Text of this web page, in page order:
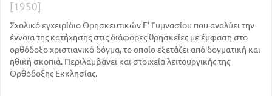
[1950]
Σχολικό εγχειρίδιο Θρησκευτικών Ε' Γυμνασίου που αναλύει την
έννοια της κατήχησης στις διάφορες θρησκείες με έμφαση στο
ορθόδοξο χριστιανικό δόγμα, το οποίο εξετάζει από δογματική και
ηθική σκοπιά. Περιλαμβάνει και στοιχεία λειτουργικής της
Ορθόδοξης Εκκλησίας.